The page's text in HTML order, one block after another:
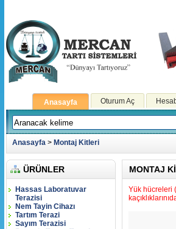
Anasayfa Oturum Aç
Anasayfa > Montaj Kitleri
ÜRÜNLER
Hassas Laboratuvar
Terazisi
Nem Tayin Cihazı
Tartım Terazi
Sayım Terazisi
MONTAJ
Yük hücreleri